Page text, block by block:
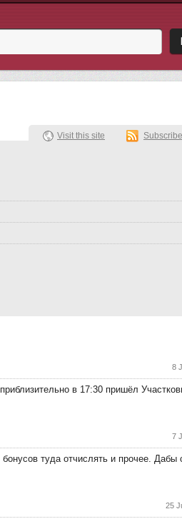
Visit this site
8
в 17:30 пришёл
7
туда отчислять и прочее. Дабы
25